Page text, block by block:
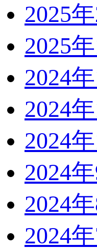
2025
2025
2024
2024
2024
2024
2024
2024